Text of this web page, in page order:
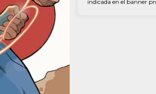
indicada en el banner